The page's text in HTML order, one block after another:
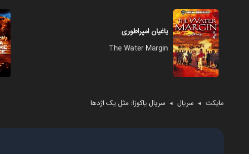
یاغیان امپراطوری
The Water Margin
مایکت ◄ سریال ◄ سریال یاکوزا: مثل یک اژدها